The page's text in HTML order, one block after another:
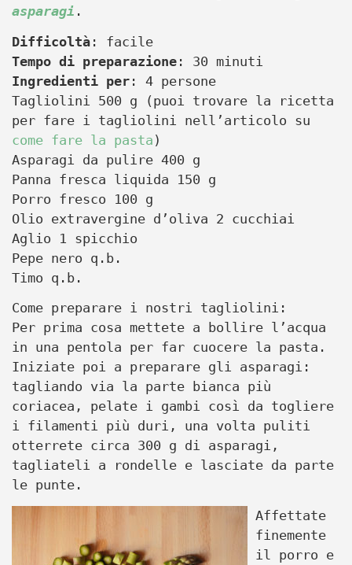
asparagi .
Difficoltà : facile
Tempo di preparazione : 30 minuti
Ingredienti per : 4 persone
Tagliolini 500 g (puoi trovare la ricetta
per fare i tagliolini nell’articolo su
come fare la pasta )
Asparagi da pulire 400 g
Panna fresca liquida 150 g
Porro fresco 100 g
Olio extravergine d’oliva 2 cucchiai
Aglio 1 spicchio
Pepe nero q.b.
Timo q.b.
Come preparare i nostri tagliolini:
Per prima cosa mettete a bollire l’acqua
in una pentola per far cuocere la pasta.
Iniziate poi a preparare gli asparagi:
tagliando via la parte bianca più
coriacea, pelate i gambi così da togliere
i filamenti più duri, una volta puliti
otterrete circa 300 g di asparagi,
tagliateli a rondelle e lasciate da parte
le punte.
Affettate
finemente
il porro e